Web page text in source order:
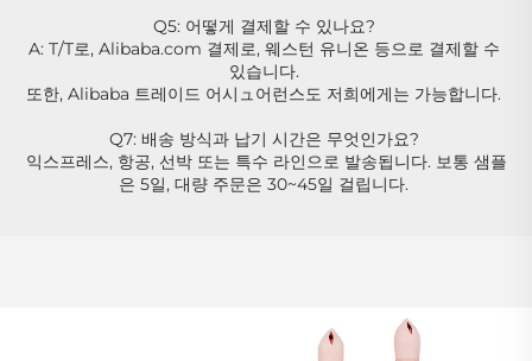
Q5: 어떻게 결제할 수 있나요?
A: T/T로, Alibaba.com 결제로, 웨스턴 유니온 등으로 결제할 수
있습니다.
또한, Alibaba 트레이드 어시ュ어런스도 저희에게는 가능합니다.
Q7: 배송 방식과 납기 시간은 무엇인가요?
익스프레스, 항공, 선박 또는 특수 라인으로 발송됩니다. 보통 샘플
은 5일, 대량 주문은 30~45일 걸립니다.